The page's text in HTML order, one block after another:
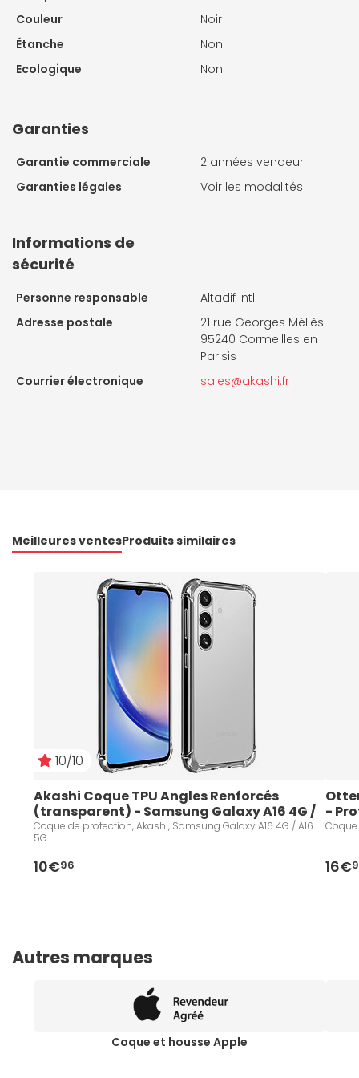
Couleur
Noir
Étanche
Non
Ecologique
Non
Garanties
Garantie commerciale
2 années vendeur
Garanties légales
Voir les modalités
Informations de
sécurité
Personne responsable
Altadif Intl
Adresse postale
21 rue Georges Méliès
95240 Cormeilles en
Parisis
Courrier électronique
sales@akashi.fr
Meilleures ventesProduits similaires
10/10
Akashi Coque TPU Angles Renforcés
(transparent) - Samsung Galaxy A16 4G /
A16 5G
Coque de protection, Akashi, Samsung Galaxy A16 4G / A16
5G
10€96
-
16€
Autres marques
Coque et housse Apple